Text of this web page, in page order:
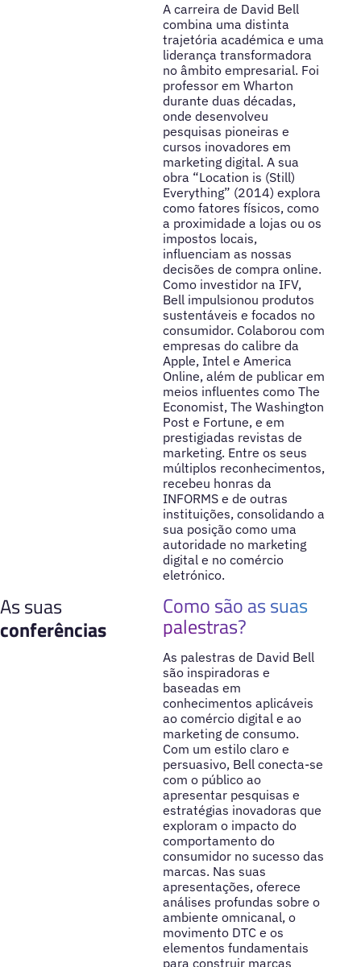
A carreira de David Bell
combina uma distinta
trajetória académica e uma
liderança transformadora
no âmbito empresarial. Foi
professor em Wharton
durante duas décadas,
onde desenvolveu
pesquisas pioneiras e
cursos inovadores em
marketing digital. A sua
obra “Location is (Still)
Everything” (2014) explora
como fatores físicos, como
a proximidade a lojas ou os
impostos locais,
influenciam as nossas
decisões de compra online.
Como investidor na IFV,
Bell impulsionou produtos
sustentáveis e focados no
consumidor. Colaborou com
empresas do calibre da
Apple, Intel e America
Online, além de publicar em
meios influentes como The
Economist, The Washington
Post e Fortune, e em
prestigiadas revistas de
marketing. Entre os seus
múltiplos reconhecimentos,
recebeu honras da
INFORMS e de outras
instituições, consolidando a
sua posição como uma
autoridade no marketing
digital e no comércio
eletrónico.
As suas
conferências
Como são as suas
palestras?
As palestras de David Bell
são inspiradoras e
baseadas em
conhecimentos aplicáveis
ao comércio digital e ao
marketing de consumo.
Com um estilo claro e
persuasivo, Bell conecta-se
com o público ao
apresentar pesquisas e
estratégias inovadoras que
exploram o impacto do
comportamento do
consumidor no sucesso das
marcas. Nas suas
apresentações, oferece
análises profundas sobre o
ambiente omnicanal, o
movimento DTC e os
elementos fundamentais
para construir marcas